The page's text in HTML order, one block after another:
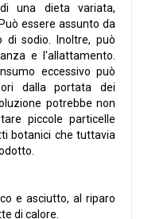
una dieta variata,
essere assunto da
di sodio. Inoltre, può
e l'allattamento.
eccessivo può
dalla portata dei
potrebbe non
piccole particelle
botanici che tuttavia
e asciutto, al riparo
di calore.